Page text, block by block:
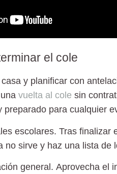
el cole
y planificar con
vuelta al cole sin
preparado para cualquier
escolares. Tras finalizar
no sirve y haz una lista de
general. Aprovecha el